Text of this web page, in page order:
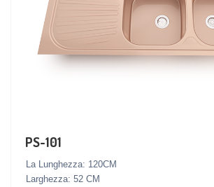
PS-101
La Lunghezza: 120CM
Larghezza: 52 CM